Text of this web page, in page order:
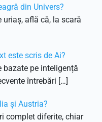
din Univers?
uriaș, află că, la scară
este scris de Ai?
bazate pe inteligență
întrebări […]
și Austria?
complet diferite, chiar